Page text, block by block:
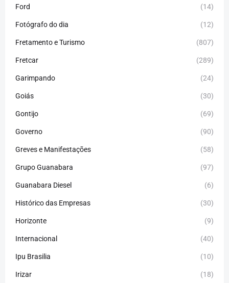
Ford (14)
Fotógrafo do dia (12)
Fretamento e Turismo (807)
Fretcar (289)
Garimpando (24)
Goiás (30)
Gontijo (69)
Governo (90)
Greves e Manifestações (58)
Grupo Guanabara (97)
Guanabara Diesel (6)
Histórico das Empresas (30)
Horizonte (9)
Internacional (40)
Ipu Brasilia (10)
Irizar (18)